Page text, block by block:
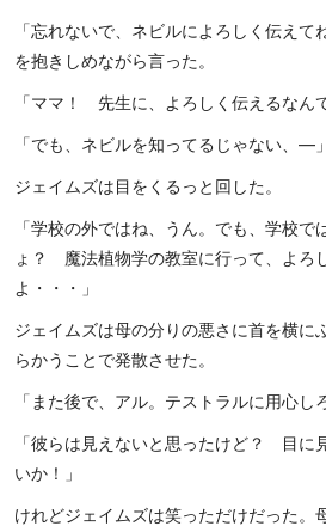
「忘れないで、ネビルによろしく伝え
を抱きしめながら言った。
「ママ！ 先生に、よろしく伝えるなん
「でも、ネビルを知ってるじゃない、―」
ジェイムズは目をくるっと回した。
「学校の外ではね、うん。でも、学校で
ょ？ 魔法植物学の教室に行って、よろ
よ・・・」
ジェイムズは母の分りの悪さに首を横に
らかうことで発散させた。
「また後で、アル。テストラルに用心し
「彼らは見えないと思ったけど？ 目に
いか！」
けれどジェイムズは笑っただけだった。